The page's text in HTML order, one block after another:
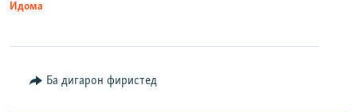
Идома
Ба дигарон фиристед